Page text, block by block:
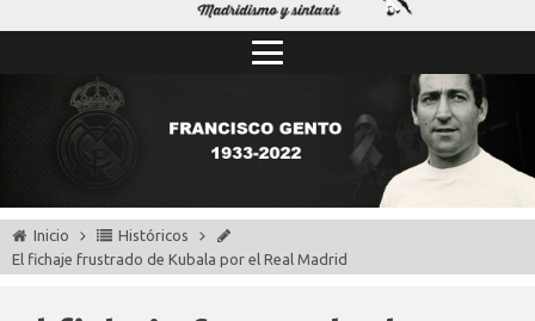
Inicio
Históricos
El fichaje frustrado de Kubala por el Real Madrid